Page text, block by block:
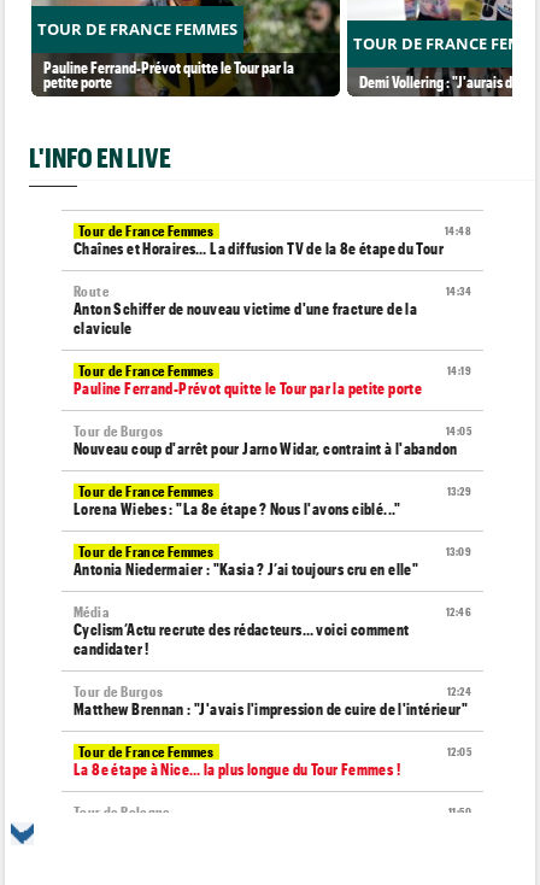
TOUR DE FRANCE FEMMES
Pauline Ferrand-Prévot quitte le Tour par la
petite porte
TOUR DE FRANCE
Demi Vollering : "J'aurais dû
L'INFO EN LIVE
14:48
Tour de France Femmes
Chaînes et Horaires… La diffusion TV de la 8e étape du Tour
14:34
Route
Anton Schiffer de nouveau victime d'une fracture de la
clavicule
14:19
Tour de France Femmes
Pauline Ferrand-Prévot quitte le Tour par la petite porte
14:05
Tour de Burgos
Nouveau coup d'arrêt pour Jarno Widar, contraint à l'abandon
13:29
Tour de France Femmes
Lorena Wiebes : "La 8e étape ? Nous l'avons ciblé..."
13:09
Tour de France Femmes
Antonia Niedermaier : "Kasia ? J’ai toujours cru en elle"
12:46
Média
Cyclism’Actu recrute des rédacteurs… voici comment
candidater !
12:24
Tour de Burgos
Matthew Brennan : "J'avais l'impression de cuire de l'intérieur"
12:05
Tour de France Femmes
La 8e étape à Nice… la plus longue du Tour Femmes !
11:50
Tour de Pologne